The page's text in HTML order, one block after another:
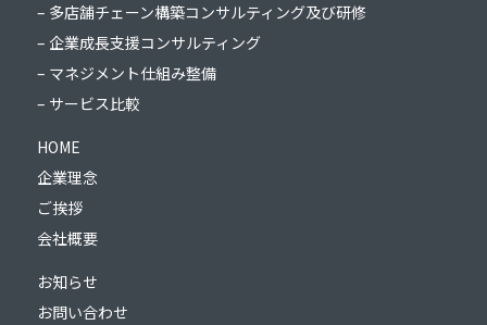
– 多店舗チェーン構築コンサルティング及び研修
– 企業成長支援コンサルティング
– マネジメント仕組み整備
– サービス比較
HOME
企業理念
ご挨拶
会社概要
お知らせ
お問い合わせ